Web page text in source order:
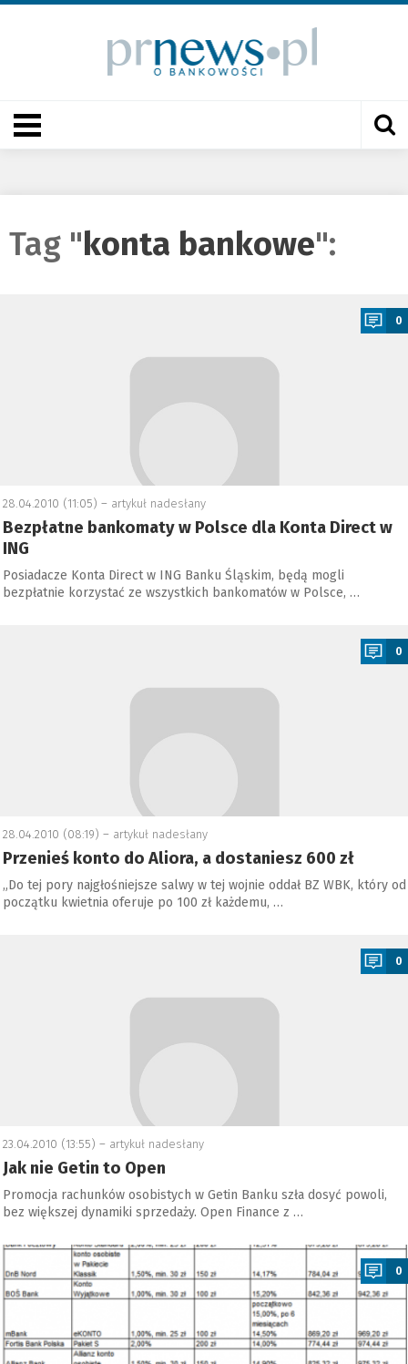
Tag "konta bankowe":
0
28.04.2010 (11:05) – artykuł nadesłany
Bezpłatne bankomaty w Polsce dla Konta Direct w
ING
Posiadacze Konta Direct w ING Banku Śląskim, będą mogli
bezpłatnie korzystać ze wszystkich bankomatów w Polsce, …
0
28.04.2010 (08:19) – artykuł nadesłany
Przenieś konto do Aliora, a dostaniesz 600 zł
„Do tej pory najgłośniejsze salwy w tej wojnie oddał BZ WBK, który od
początku kwietnia oferuje po 100 zł każdemu, …
0
23.04.2010 (13:55) – artykuł nadesłany
Jak nie Getin to Open
Promocja rachunków osobistych w Getin Banku szła dosyć powoli,
bez większej dynamiki sprzedaży. Open Finance z …
0